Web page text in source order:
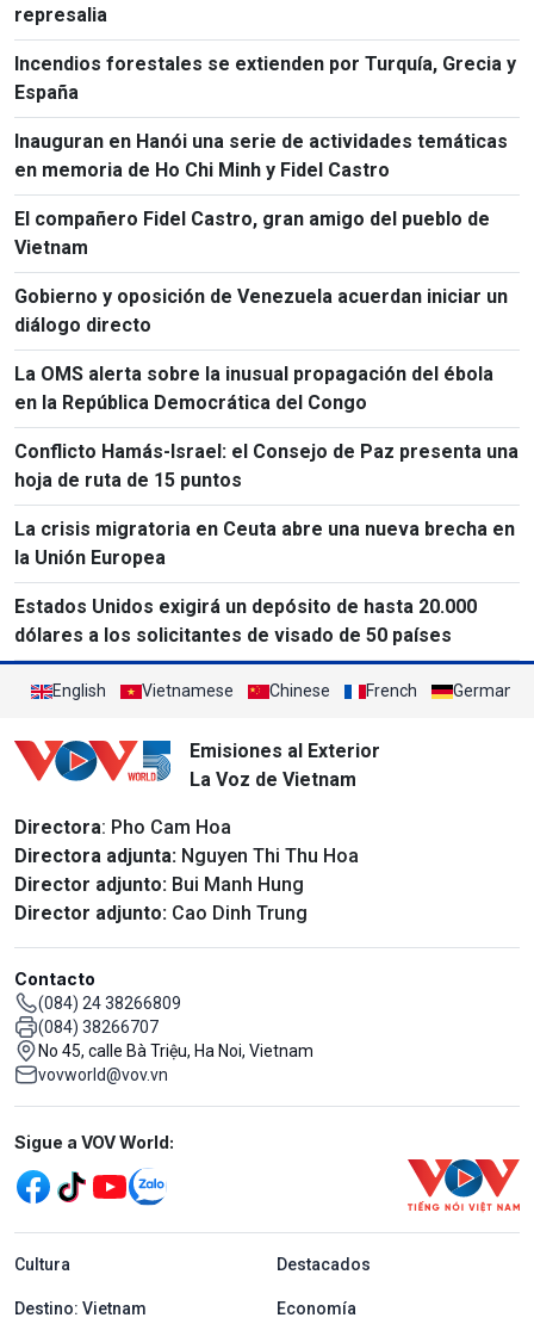
represalia
Incendios forestales se extienden por Turquía, Grecia y
España
Inauguran en Hanói una serie de actividades temáticas
en memoria de Ho Chi Minh y Fidel Castro
El compañero Fidel Castro, gran amigo del pueblo de
Vietnam
Gobierno y oposición de Venezuela acuerdan iniciar un
diálogo directo
La OMS alerta sobre la inusual propagación del ébola
en la República Democrática del Congo
Conflicto Hamás-Israel: el Consejo de Paz presenta una
hoja de ruta de 15 puntos
La crisis migratoria en Ceuta abre una nueva brecha en
la Unión Europea
Estados Unidos exigirá un depósito de hasta 20.000
dólares a los solicitantes de visado de 50 países
English Vietnamese Chinese French German
Emisiones al Exterior
La Voz de Vietnam
Directora: Pho Cam Hoa
Directora adjunta: Nguyen Thi Thu Hoa
Director adjunto: Bui Manh Hung
Director adjunto: Cao Dinh Trung
Contacto
(084) 24 38266809
(084) 38266707
No 45, calle Bà Triệu, Ha Noi, Vietnam
vovworld@vov.vn
Mạng xã hội
Sigue a VOV World:
menu footer tiếng Tây ban nha
Cultura Destacados
Destino: Vietnam Economía